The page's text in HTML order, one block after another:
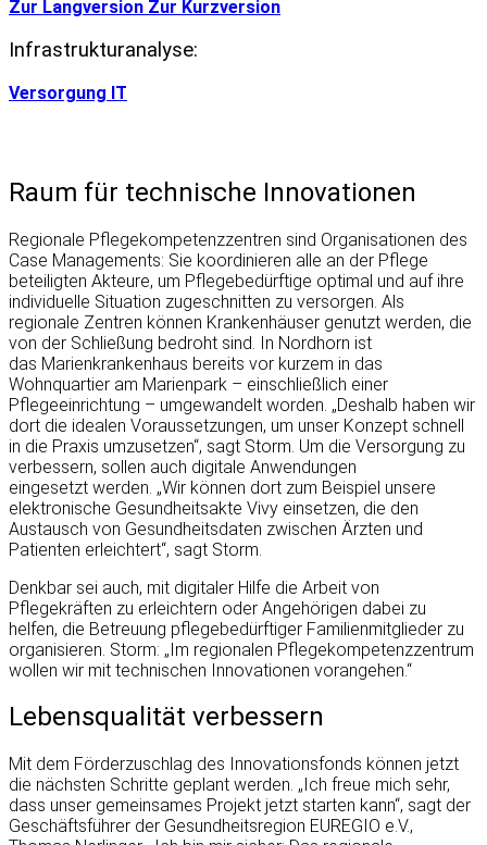
Zur Langversion Zur Kurzversion
Infrastrukturanalyse:
Versorgung IT
Raum für technische Innovationen
Regionale Pflegekompetenzzentren sind Organisationen des
Case Managements: Sie koordinieren alle an der Pflege
beteiligten Akteure, um Pflegebedürftige optimal und auf ihre
individuelle Situation zugeschnitten zu versorgen. Als
regionale Zentren können Krankenhäuser genutzt werden, die
von der Schließung bedroht sind. In Nordhorn ist
das Marienkrankenhaus bereits vor kurzem in das
Wohnquartier am Marienpark – einschließlich einer
Pflegeeinrichtung – umgewandelt worden. „Deshalb haben wir
dort die idealen Voraussetzungen, um unser Konzept schnell
in die Praxis umzusetzen“, sagt Storm. Um die Versorgung zu
verbessern, sollen auch digitale Anwendungen
eingesetzt werden. „Wir können dort zum Beispiel unsere
elektronische Gesundheitsakte Vivy einsetzen, die den
Austausch von Gesundheitsdaten zwischen Ärzten und
Patienten erleichtert“, sagt Storm.
Denkbar sei auch, mit digitaler Hilfe die Arbeit von
Pflegekräften zu erleichtern oder Angehörigen dabei zu
helfen, die Betreuung pflegebedürftiger Familienmitglieder zu
organisieren. Storm: „Im regionalen Pflegekompetenzzentrum
wollen wir mit technischen Innovationen vorangehen.“
Lebensqualität verbessern
Mit dem Förderzuschlag des Innovationsfonds können jetzt
die nächsten Schritte geplant werden. „Ich freue mich sehr,
dass unser gemeinsames Projekt jetzt starten kann“, sagt der
Geschäftsführer der Gesundheitsregion EUREGIO e.V.,